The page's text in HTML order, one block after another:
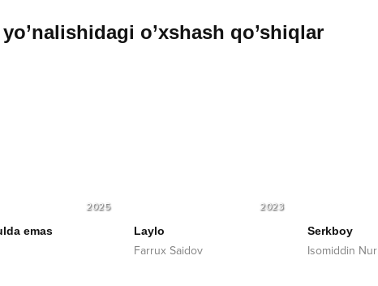
yo’nalishidagi o’xshash qo’shiqlar
2025
emas
2023
Laylo
Farrux Saidov
Serkboy
Isomiddin Nur